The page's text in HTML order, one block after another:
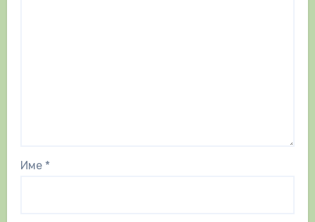
Име *